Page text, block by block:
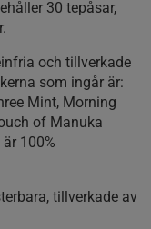
30 tepåsar,
och tillverkade
som ingår är:
Mint, Morning
of Manuka
100%
tillverkade av